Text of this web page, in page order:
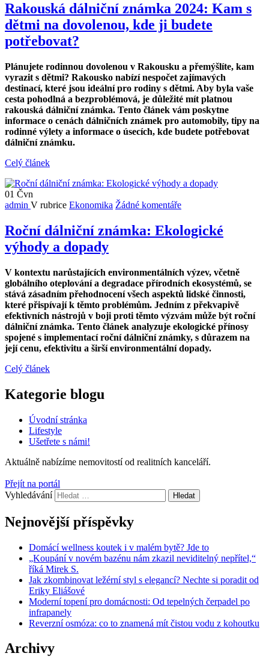
Rakouská dálniční známka 2024: Kam s
dětmi na dovolenou, kde ji budete
potřebovat?
Plánujete rodinnou dovolenou v Rakousku a přemýšlíte, kam
vyrazit s dětmi? Rakousko nabízí nespočet zajímavých
destinací, které jsou ideální pro rodiny s dětmi. Aby byla vaše
cesta pohodlná a bezproblémová, je důležité mít platnou
rakouská dálniční známka. Tento článek vám poskytne
informace o cenách dálničních známek pro automobily, tipy na
rodinné výlety a informace o úsecích, kde budete potřebovat
dálniční známku.
Celý článek
01 Čvn
admin V rubrice Ekonomika Žádné komentáře
Roční dálniční známka: Ekologické
výhody a dopady
V kontextu narůstajících environmentálních výzev, včetně
globálního oteplování a degradace přírodních ekosystémů, se
stává zásadním přehodnocení všech aspektů lidské činnosti,
které přispívají k těmto problémům. Jedním z překvapivě
efektivních nástrojů v boji proti těmto výzvám může být roční
dálniční známka. Tento článek analyzuje ekologické přínosy
spojené s implementací roční dálniční známky, s důrazem na
její cenu, efektivitu a širší environmentální dopady.
Celý článek
Kategorie blogu
Úvodní stránka
Lifestyle
Ušetřete s námi!
Aktuálně nabízíme nemovitostí od realitních kanceláří.
Přejít na portál
Vyhledávání
Nejnovější příspěvky
Domácí wellness koutek i v malém bytě? Jde to
„Koupání v novém bazénu nám zkazil neviditelný nepřítel,“
říká Mirek S.
Jak zkombinovat ležérní styl s elegancí? Nechte si poradit od
Eriky Eliášové
Moderní topení pro domácnosti: Od tepelných čerpadel po
infrapanely
Reverzní osmóza: co to znamená mít čistou vodu z kohoutku
Archivy